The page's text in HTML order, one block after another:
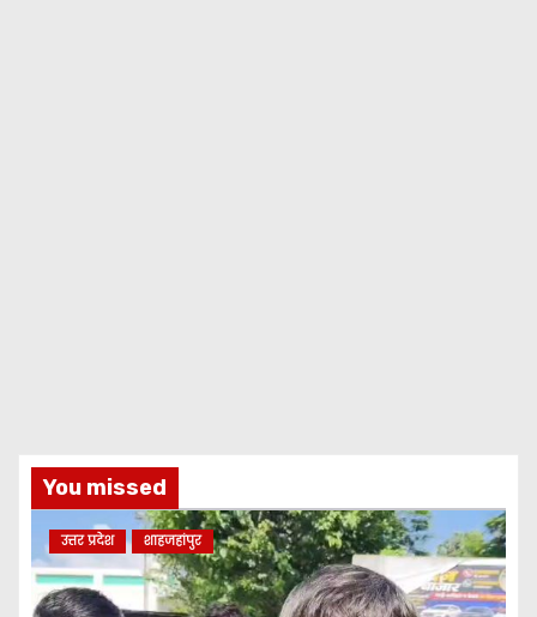
You missed
उत्तर प्रदेश शाहजहांपुर